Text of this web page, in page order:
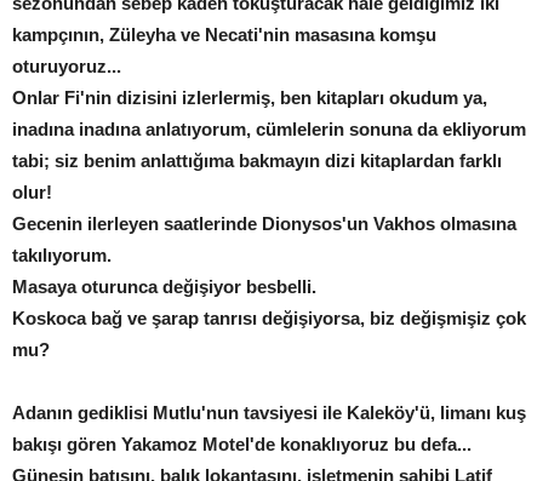
kampçının, Züleyha ve Necati'nin masasına komşu
oturuyoruz...
Onlar Fi'nin dizisini izlerlermiş, ben kitapları okudum ya,
inadına inadına anlatıyorum, cümlelerin sonuna da ekliyorum
tabi; siz benim anlattığıma bakmayın dizi kitaplardan farklı
olur!
Gecenin ilerleyen saatlerinde Dionysos'un Vakhos olmasına
takılıyorum.
Masaya oturunca değişiyor besbelli.
Koskoca bağ ve şarap tanrısı değişiyorsa, biz değişmişiz çok
mu?
Adanın gediklisi Mutlu'nun tavsiyesi ile Kaleköy'ü, limanı kuş
bakışı gören Yakamoz Motel'de konaklıyoruz bu defa...
Güneşin batışını, balık lokantasını, işletmenin sahibi Latif